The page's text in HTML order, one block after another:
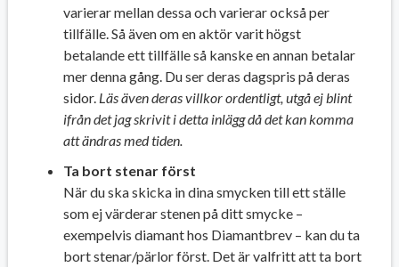
varierar mellan dessa och varierar också per
tillfälle. Så även om en aktör varit högst
betalande ett tillfälle så kanske en annan betalar
mer denna gång. Du ser deras dagspris på deras
sidor. Läs även deras villkor ordentligt, utgå ej blint
ifrån det jag skrivit i detta inlägg då det kan komma
att ändras med tiden.
Ta bort stenar först
När du ska skicka in dina smycken till ett ställe
som ej värderar stenen på ditt smycke –
exempelvis diamant hos Diamantbrev – kan du ta
bort stenar/pärlor först. Det är valfritt att ta bort